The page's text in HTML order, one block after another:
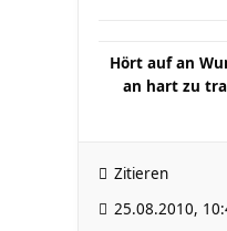
Hört auf an
an hart zu
Zitieren
25.08.2010,